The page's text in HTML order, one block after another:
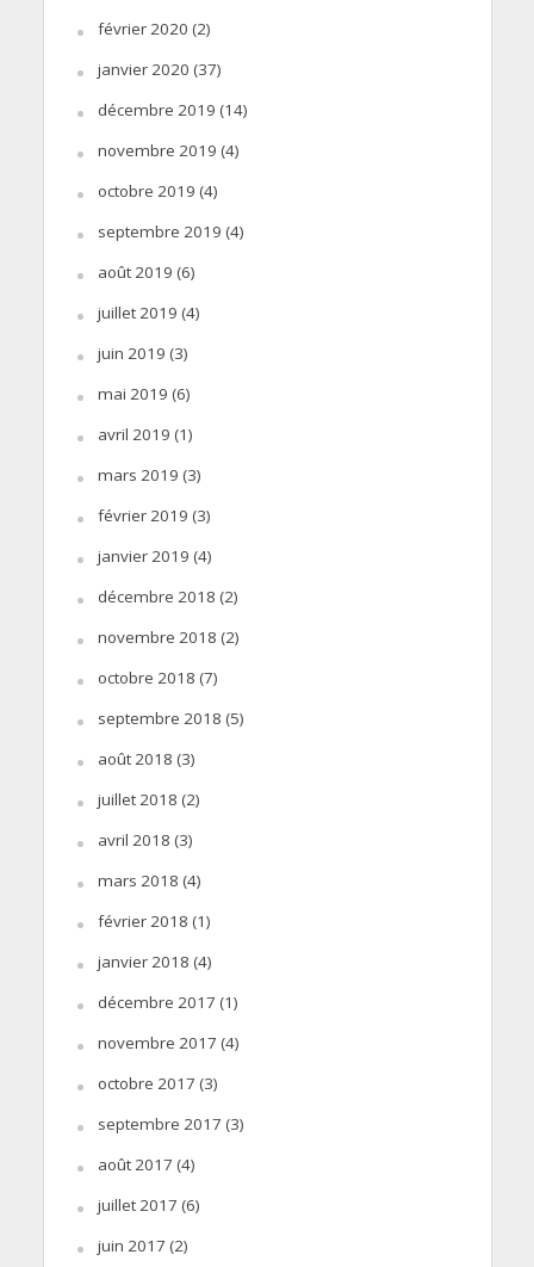
février 2020 (2)
janvier 2020 (37)
décembre 2019 (14)
novembre 2019 (4)
octobre 2019 (4)
septembre 2019 (4)
août 2019 (6)
juillet 2019 (4)
juin 2019 (3)
mai 2019 (6)
avril 2019 (1)
mars 2019 (3)
février 2019 (3)
janvier 2019 (4)
décembre 2018 (2)
novembre 2018 (2)
octobre 2018 (7)
septembre 2018 (5)
août 2018 (3)
juillet 2018 (2)
avril 2018 (3)
mars 2018 (4)
février 2018 (1)
janvier 2018 (4)
décembre 2017 (1)
novembre 2017 (4)
octobre 2017 (3)
septembre 2017 (3)
août 2017 (4)
juillet 2017 (6)
juin 2017 (2)